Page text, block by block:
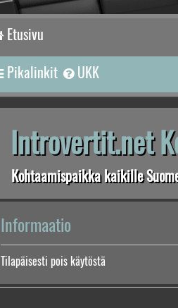
Etusivu
Pikalinkit
UKK
Introvertit.net
Kohtaamispaikka kaikille
Informaatio
Tilapäisesti pois käytöstä